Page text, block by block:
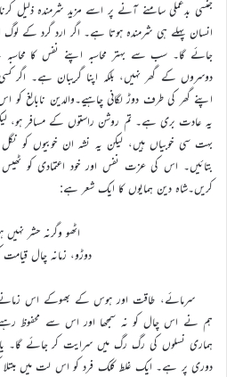
جنسی بدعملی سامنے آنے پر اسے مزید شرمندہ ذلیل
انسان پہلے ہی شرمندہ ہوتا ہے۔ اگر ارد گرد کے
جائے گا۔ سب سے بہتر محاسبہ اپنے نفس کا
دوسروں کے گھر نہیں، بلکہ اپنا گریبان ہے۔ اگر
اپنے گھر کی طرف دوڑ لگانی چاہیے۔والدین نابالغ کو
یہ عادت بری ہے۔ تم روشن راستوں کے مسافر ہو،
بہت سی خوبیاں ہیں، لیکن یہ نشہ ان خوبیوں کو
بتائیں۔ اس کی عزت نفس اور خود اعتمادی کو
کریں۔شاہ دین ہمایوں کا ایک شعر ہے:
اٹھو وگرنہ حشر نہیں
دوڑو، زمانہ چال
سرمائے، طاقت اور ہوس کے بھوکے اس
ہم نے اس چال کو نہ سمجھا اور اس سے محفوظ رہنے
ہماری نسلوں کی رگ رگ میں سرایت کر جائے گا۔
دوری پر ہے۔ ایک غلط کلک فرد کو اس لت میں